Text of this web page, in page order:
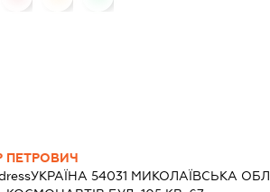
ПЕТРОВИЧ
УКРАЇНА 54031 МИКОЛАЇВСЬКА